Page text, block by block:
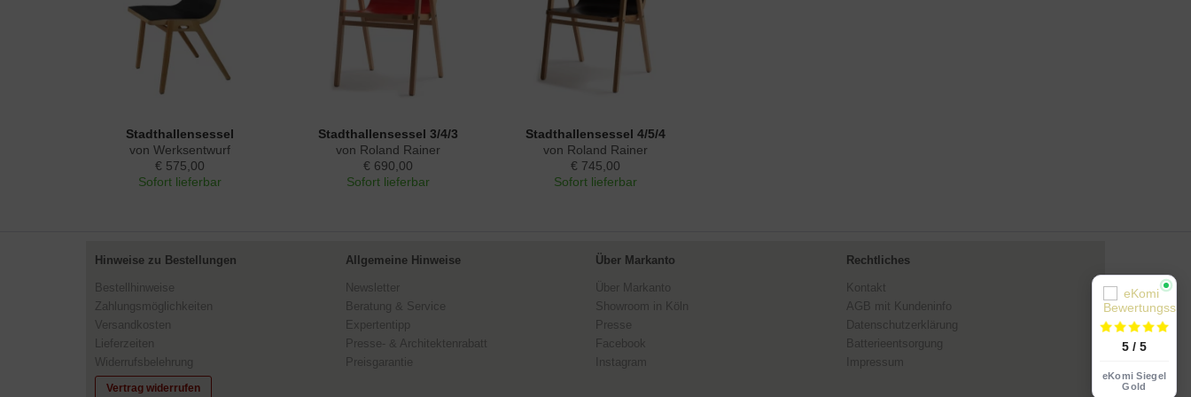
Stadthallensessel
von Werksentwurf
€ 575,00
Sofort lieferbar
Stadthallensessel 3/4/3
von Roland Rainer
€ 690,00
Sofort lieferbar
Stadthallensessel 4/5/4
von Roland Rainer
€ 745,00
Sofort lieferbar
Hinweise zu Bestellungen
Bestellhinweise
Zahlungsmöglichkeiten
Versandkosten
Lieferzeiten
Widerrufsbelehrung
Vertrag widerrufen
Allgemeine Hinweise
Newsletter
Beratung & Service
Expertentipp
Presse- & Architektenrabatt
Preisgarantie
Über Markanto
Über Markanto
Showroom in Köln
Presse
Facebook
Instagram
Rechtliches
Kontakt
AGB mit Kundeninfo
Datenschutzerklärung
Batterieentsorgung
Impressum
5 / 5
eKomi Siegel
Gold